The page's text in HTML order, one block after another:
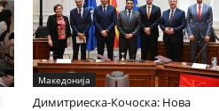
Македонија
Димитриеска-Кочоска: Нова